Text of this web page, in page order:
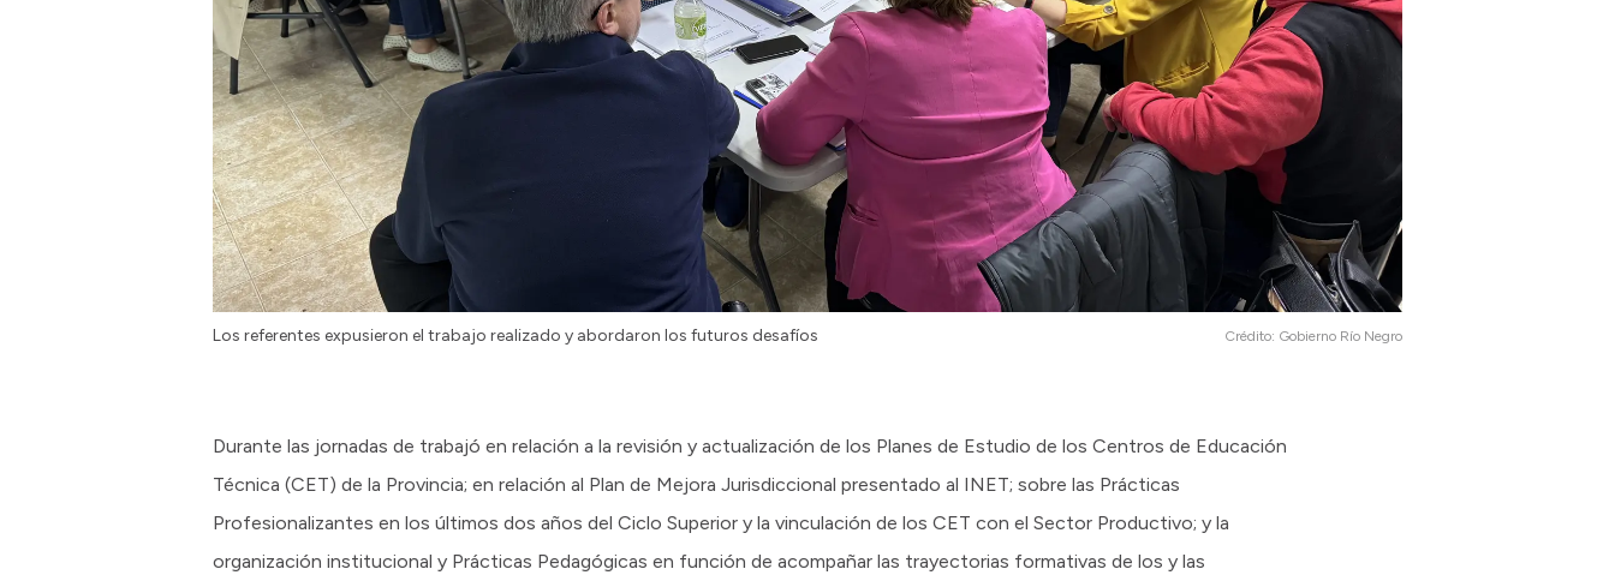
Los referentes expusieron el trabajo realizado y abordaron los futuros desafíos Crédito: Gobierno Río Negro
Durante las jornadas de trabajó en relación a la revisión y actualización de los Planes de Estudio de los Centros de Educación
Técnica (CET) de la Provincia; en relación al Plan de Mejora Jurisdiccional presentado al INET; sobre las Prácticas
Profesionalizantes en los últimos dos años del Ciclo Superior y la vinculación de los CET con el Sector Productivo; y la
organización institucional y Prácticas Pedagógicas en función de acompañar las trayectorias formativas de los y las